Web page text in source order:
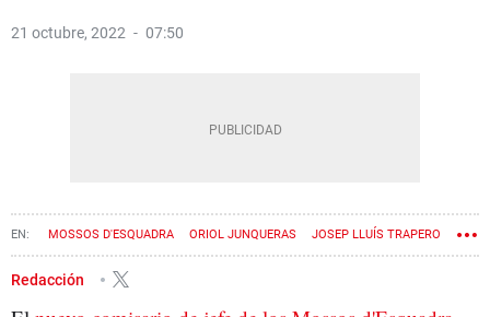
21 octubre, 2022 07:50
MOSSOS D'ESQUADRA ORIOL JUNQUERAS JOSEP LLUÍS TRAPERO
CÁRCEL
Redacción